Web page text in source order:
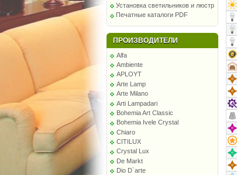
Установка светильников и люстр
Печатные каталоги PDF
ПРОИЗВОДИТЕЛИ
Alfa
Ambiente
APLOYT
Arte Lamp
Arte Milano
Arti Lampadari
Bohemia Art Classic
Bohemia Ivele Crystal
Chiaro
CITILUX
Crystal Lux
De Markt
Dio D`arte